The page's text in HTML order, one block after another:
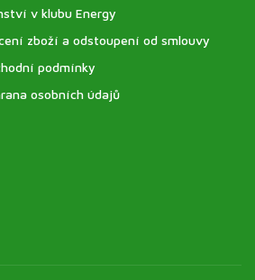
v klubu Energy
zboží a odstoupení od smlouvy
podmínky
osobních údajů